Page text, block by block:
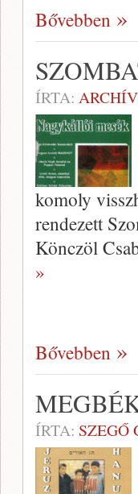
Bővebben
ÍRTA:
komoly
rendezett
Könczöl
»
Bővebben
ÍRTA: SZEGŐ